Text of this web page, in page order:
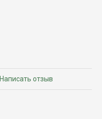
Написать отзыв